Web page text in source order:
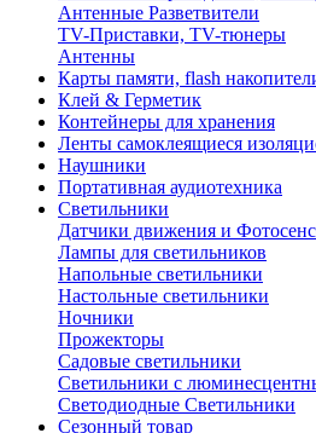
Антенные Разветвители
TV-Приставки, TV-тюнеры
Антенны
Карты памяти, flash
Клей & Герметик
Контейнеры для хранения
Ленты самоклеящиеся
Наушники
Портативная аудиотехника
Светильники
Датчики движения и
Лампы для светильников
Напольные светильники
Настольные светильники
Ночники
Прожекторы
Садовые светильники
Светильники с
Светодиодные Светильники
Сезонный товар